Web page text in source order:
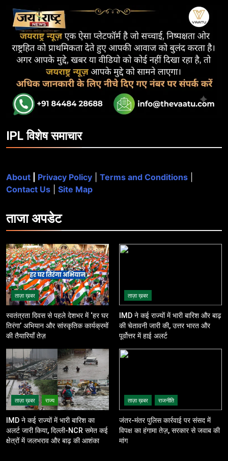
IPL विशेष समाचार
About Privacy Policy Terms and Conditions
Contact Us
Site Map
ताजाअपडेट
ताज़ा ख़बर
स्वतंत्रता दिवस से पहले देशभर में ‘हर घर
तिरंगा’ अभियान और सांस्कृतिक कार्यक्रमों
की तैयारियाँ तेज़
ताज़ा ख़बर
IMD ने कई राज्यों में भारी बारिश और बाढ़
की चेतावनी जारी की, उत्तर भारत और
पूर्वोत्तर में हाई अलर्ट
ताज़ा ख़बर राज्य
IMD ने कई राज्यों में भारी बारिश का
अलर्ट जारी किया, दिल्ली-NCR समेत कई
क्षेत्रों में जलभराव और बाढ़ की आशंका
ताज़ा ख़बर राजनीति
जंतर-मंतर पुलिस कार्रवाई पर संसद में
विपक्ष का हंगामा तेज़, सरकार से जवाब की
मांग